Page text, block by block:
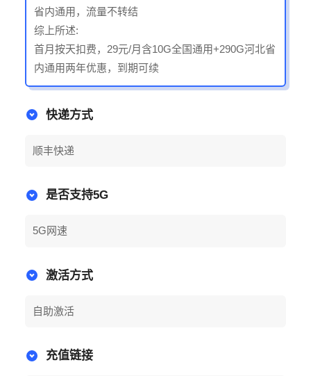
省内通用，流量不转结
综上所述:
首月按天扣费，29元/月含10G全国通用+290G河北省
内通用两年优惠，到期可续
快递方式
顺丰快递
是否支持5G
5G网速
激活方式
自助激活
充值链接